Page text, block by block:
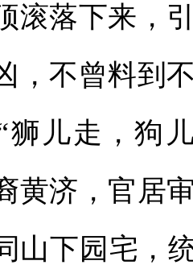
滚落下来，
，不曾料到
狮儿走，狗
黄济，官居
山下园宅，